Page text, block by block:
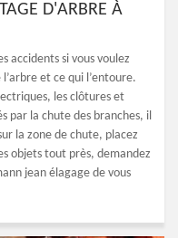
D'ARBRE À
accidents si vous voulez
et ce qui l’entoure.
les clôtures et
par la chute des branches, il
la zone de chute, placez
objets tout près, demandez
jean élagage de vous